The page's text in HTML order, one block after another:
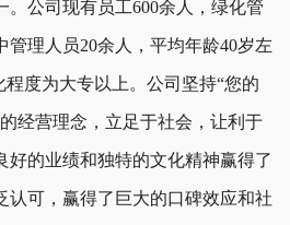
。公司现有员工600余人，绿化管
管理人员20余人，平均年龄40岁左
度为大专以上。公司坚持“您的
经营理念，立足于社会，让利于
好的业绩和独特的文化精神赢得了
认可，赢得了巨大的口碑效应和社